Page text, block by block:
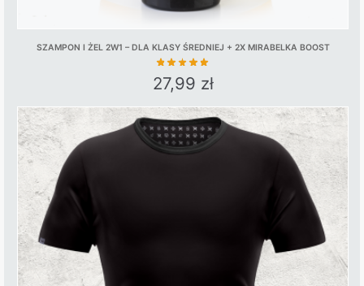
SZAMPON I ŻEL 2W1 – DLA KLASY ŚREDNIEJ + 2X MIRABELKA BOOST
27,99 zł